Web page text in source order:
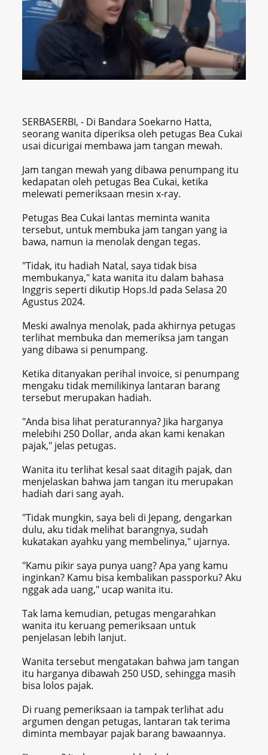
SERBASERBI, - Di Bandara Soekarno Hatta,
seorang wanita diperiksa oleh petugas Bea Cukai
usai dicurigai membawa jam tangan mewah.
Jam tangan mewah yang dibawa penumpang itu
kedapatan oleh petugas Bea Cukai, ketika
melewati pemeriksaan mesin x-ray.
Petugas Bea Cukai lantas meminta wanita
tersebut, untuk membuka jam tangan yang ia
bawa, namun ia menolak dengan tegas.
"Tidak, itu hadiah Natal, saya tidak bisa
membukanya," kata wanita itu dalam bahasa
Inggris seperti dikutip Hops.Id pada Selasa 20
Agustus 2024.
Meski awalnya menolak, pada akhirnya petugas
terlihat membuka dan memeriksa jam tangan
yang dibawa si penumpang.
Ketika ditanyakan perihal invoice, si penumpang
mengaku tidak memilikinya lantaran barang
tersebut merupakan hadiah.
"Anda bisa lihat peraturannya? Jika harganya
melebihi 250 Dollar, anda akan kami kenakan
pajak," jelas petugas.
Wanita itu terlihat kesal saat ditagih pajak, dan
menjelaskan bahwa jam tangan itu merupakan
hadiah dari sang ayah.
"Tidak mungkin, saya beli di Jepang, dengarkan
dulu, aku tidak melihat barangnya, sudah
kukatakan ayahku yang membelinya," ujarnya.
"Kamu pikir saya punya uang? Apa yang kamu
inginkan? Kamu bisa kembalikan passporku? Aku
nggak ada uang," ucap wanita itu.
Tak lama kemudian, petugas mengarahkan
wanita itu keruang pemeriksaan untuk
penjelasan lebih lanjut.
Wanita tersebut mengatakan bahwa jam tangan
itu harganya dibawah 250 USD, sehingga masih
bisa lolos pajak.
Di ruang pemeriksaan ia tampak terlihat adu
argumen dengan petugas, lantaran tak terima
diminta membayar pajak barang bawaannya.